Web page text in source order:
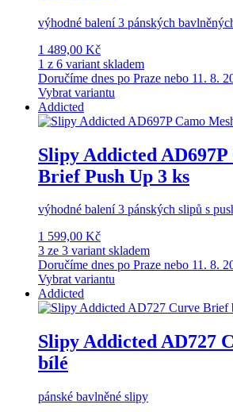
výhodné balení 3 pánských
1 489,00 Kč
1 z 6 variant skladem
Doručíme dnes po Praze nebo 11. 8.
Vybrat variantu
Addicted
Slipy Addicted AD697P
Brief Push Up 3 ks
výhodné balení 3 pánských slipů s
1 599,00 Kč
3 ze 3 variant skladem
Doručíme dnes po Praze nebo 11. 8.
Vybrat variantu
Addicted
Slipy Addicted AD727
bílé
pánské bavlněné slipy